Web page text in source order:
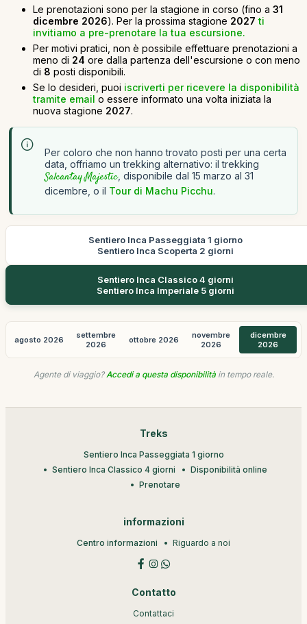
Le prenotazioni sono per la stagione in corso (fino a 31
dicembre 2026). Per la prossima stagione 2027 ti
invitiamo a pre-prenotare la tua escursione.
Per motivi pratici, non è possibile effettuare prenotazioni a
meno di 24 ore dalla partenza dell'escursione o con meno
di 8 posti disponibili.
Se lo desideri, puoi iscriverti per ricevere la disponibilità
tramite email o essere informato una volta iniziata la
nuova stagione 2027.
Per coloro che non hanno trovato posti per una certa
data, offriamo un trekking alternativo: il trekking
Salcantay Majestic, disponibile dal 15 marzo al 31
dicembre, o il Tour di Machu Picchu.
Sentiero Inca Passeggiata 1 giorno
Sentiero Inca Scoperta 2 giorni
Sentiero Inca Classico 4 giorni
Sentiero Inca Imperiale 5 giorni
agosto 2026
settembre
2026
ottobre 2026
novembre
2026
dicembre
2026
Agente di viaggio?Accedi a questa disponibilitàin tempo reale.
Treks
Sentiero Inca Passeggiata 1 giorno
Sentiero Inca Classico 4 giorni
Disponibilità online
Prenotare
informazioni
Centro informazioni Riguardo a noi
Contatto
Contattaci